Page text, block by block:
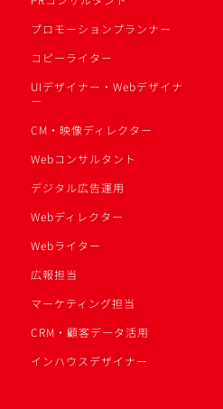
プロモーションプランナー
コピーライター
UIデザイナー・Webデザイナ
ー
CM・映像ディレクター
Webコンサルタント
デジタル広告運用
Webディレクター
Webライター
広報担当
マーケティング担当
CRM・顧客データ活用
インハウスデザイナー